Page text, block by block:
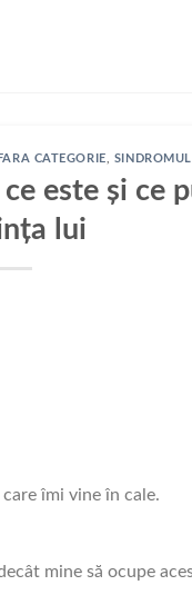
FARA CATEGORIE
este și ce
lui
îmi vine în cale.
mine să ocupe